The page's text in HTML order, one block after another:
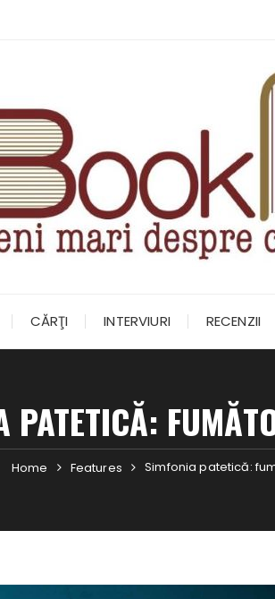
CĂRŢI INTERVIURI RECENZII
PATETICĂ:
Home Features Simfonia patetică: